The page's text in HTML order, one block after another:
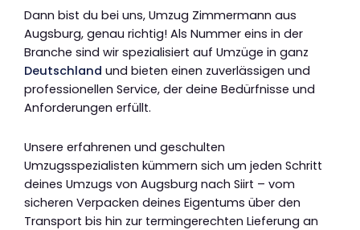
Dann bist du bei uns, Umzug Zimmermann aus
Augsburg, genau richtig! Als Nummer eins in der
Branche sind wir spezialisiert auf Umzüge in ganz
Deutschland und bieten einen zuverlässigen und
professionellen Service, der deine Bedürfnisse und
Anforderungen erfüllt.
Unsere erfahrenen und geschulten
Umzugsspezialisten kümmern sich um jeden Schritt
deines Umzugs von Augsburg nach Siirt – vom
sicheren Verpacken deines Eigentums über den
Transport bis hin zur termingerechten Lieferung an